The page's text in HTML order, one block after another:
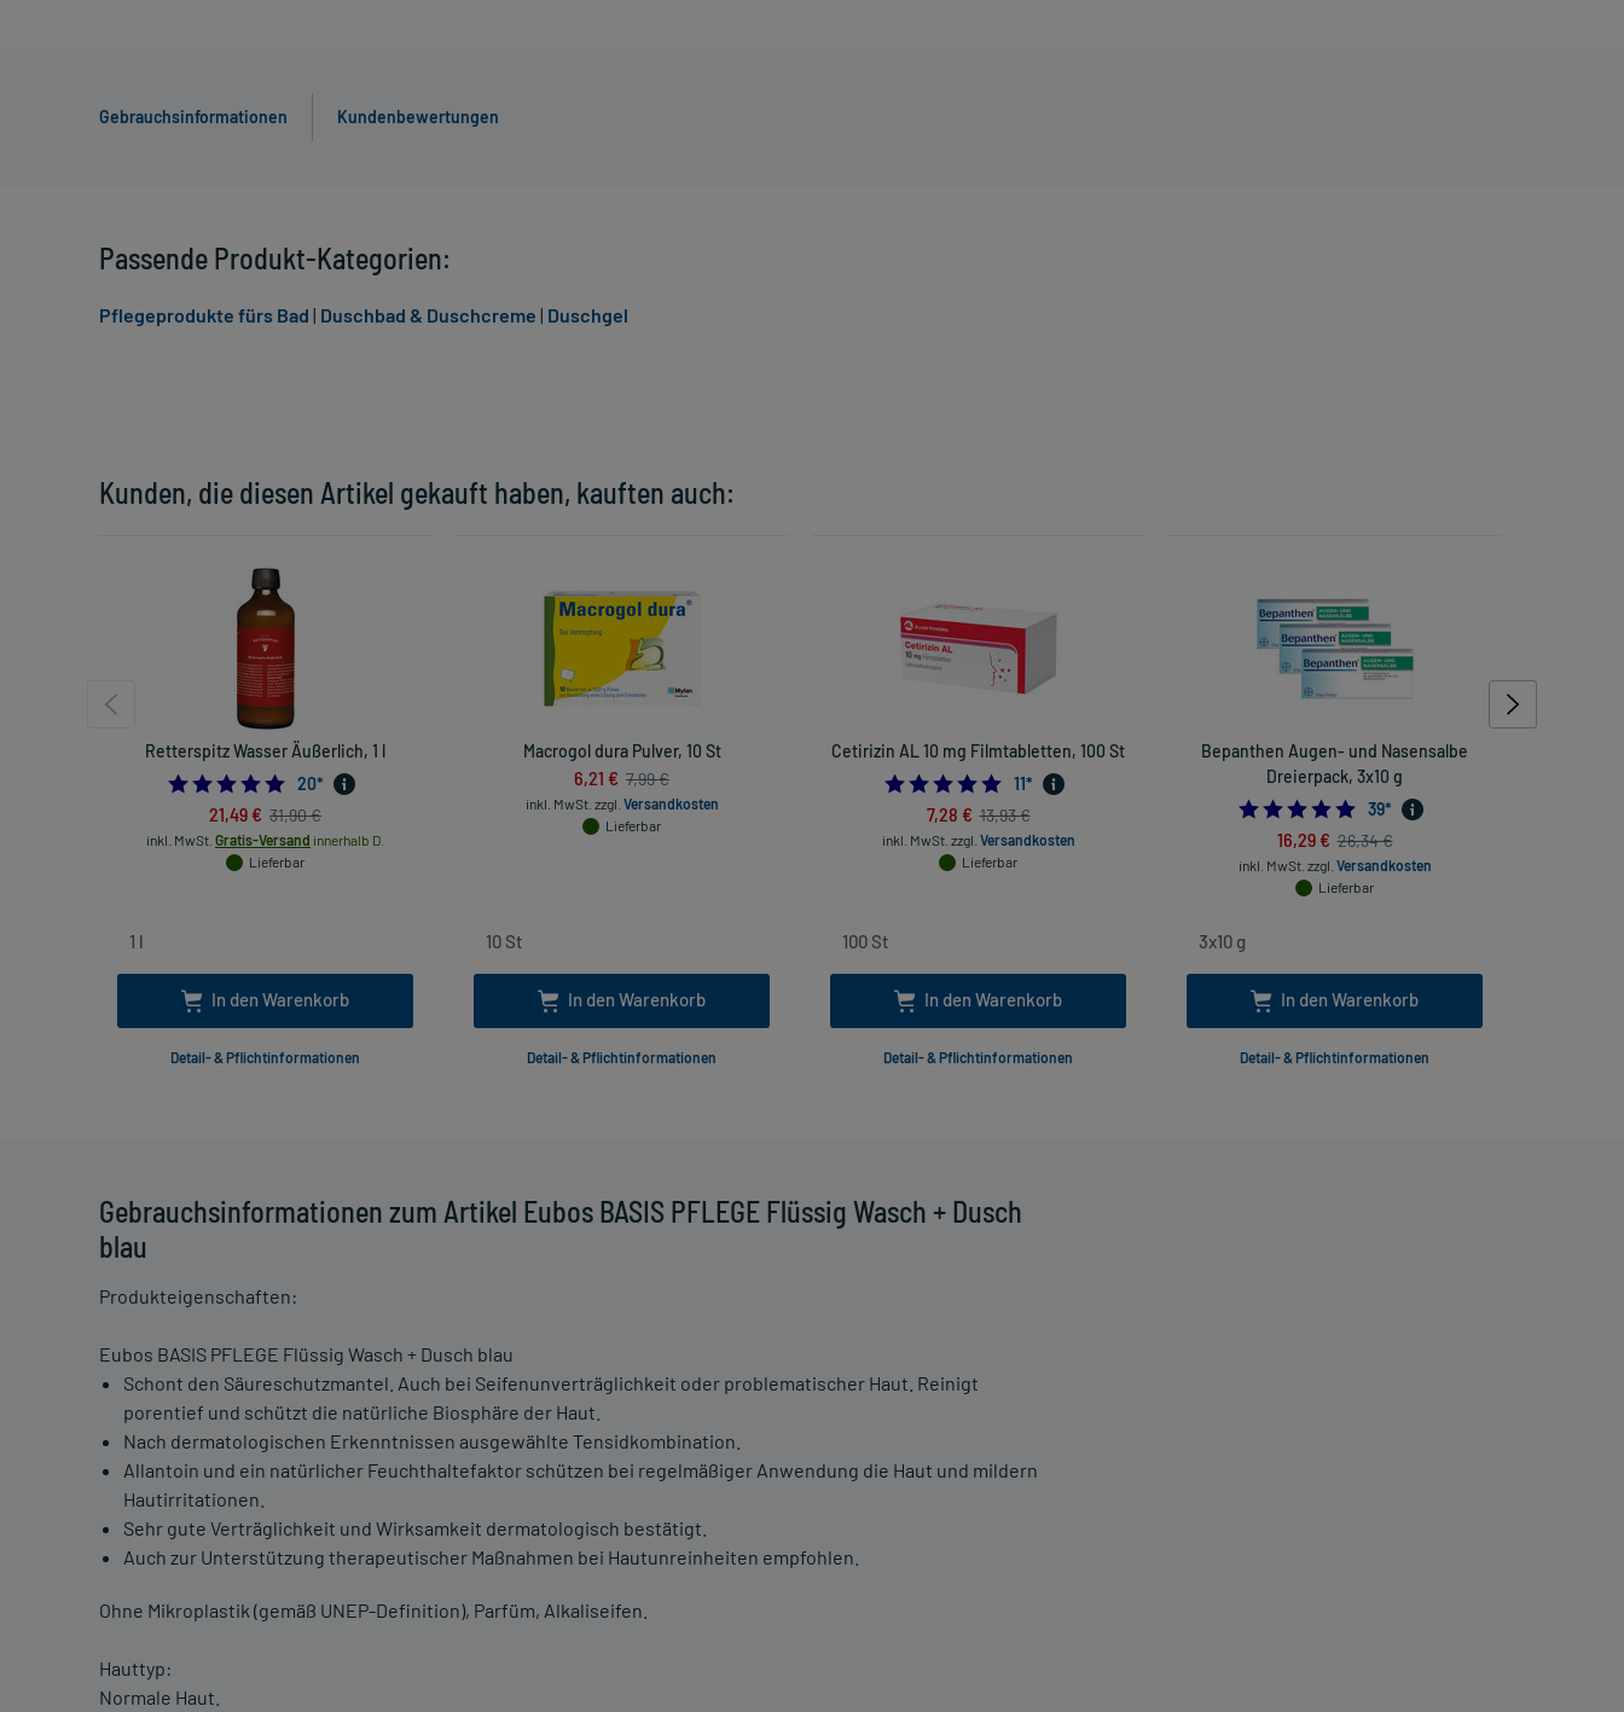
Gebrauchsinformationen Kundenbewertungen
Gebrauchsinformationen zum Artikel Eubos BASIS PFLEGE Flüssig Wasch + Dusch
blau
Produkteigenschaften:
Eubos BASIS PFLEGE Flüssig Wasch + Dusch blau
Schont den Säureschutzmantel. Auch bei Seifenunverträglichkeit oder problematischer Haut. Reinigt
porentief und schützt die natürliche Biosphäre der Haut.
Nach dermatologischen Erkenntnissen ausgewählte Tensidkombination.
Allantoin und ein natürlicher Feuchthaltefaktor schützen bei regelmäßiger Anwendung die Haut und mildern
Hautirritationen.
Sehr gute Verträglichkeit und Wirksamkeit dermatologisch bestätigt.
Auch zur Unterstützung therapeutischer Maßnahmen bei Hautunreinheiten empfohlen.
Ohne Mikroplastik (gemäß UNEP-Definition), Parfüm, Alkaliseifen.
Hauttyp:
Normale Haut.
Kunden, die diesen Artikel gekauft haben, kauften auch:
Retterspitz Wasser Äußerlich, 1 l
5.0
20*
21,49 € 31,90 €
inkl. MwSt. Gratis-Versand innerhalb D.
Lieferbar
In den Warenkorb
Detail- & Pflichtinformationen
Macrogol dura Pulver, 10 St
6,21 € 7,99 €
inkl. MwSt. zzgl. Versandkosten
Lieferbar
In den Warenkorb
Detail- & Pflichtinformationen
Cetirizin AL 10 mg Filmtabletten, 100 St
4.909090909090909
11*
7,28 € 13,93 €
inkl. MwSt. zzgl. Versandkosten
Lieferbar
In den Warenkorb
Detail- & Pflichtinformationen
Bepanthen Augen- und Nasensalbe
Dreierpack, 3x10 g
4.9743589743589745
39*
16,29 € 26,34 €
inkl. MwSt. zzgl. Versandkosten
Lieferbar
In den Warenkorb
Detail- & Pflichtinformationen
Passende Produkt-Kategorien:
Pflegeprodukte fürs Bad | Duschbad & Duschcreme | Duschgel